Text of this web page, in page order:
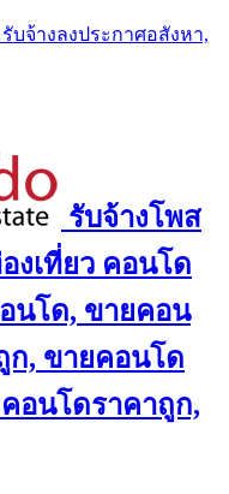
จ้างลงประกาศอสังหา,
รับจ้างโพส
งเที่ยว คอนโด
นโด, ขายคอน
ก, ขายคอนโด
อนโดราคาถูก,